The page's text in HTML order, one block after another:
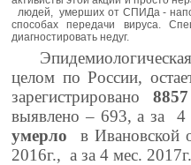
людей, умерших от СПИДа -
способах передачи вируса.
диагностировать недуг.
Эпидемиологическая
целом по России,
зарегистрировано
выявлено – 693, а за 4
умерло в Ивановской
2016г., а за 4 мес.